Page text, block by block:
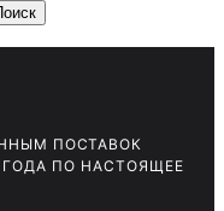
ПОСТАВОК
ПО НАСТОЯЩЕЕ